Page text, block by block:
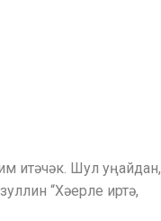
итәчәк. Шул уңайдан,
“Хәерле иртә,